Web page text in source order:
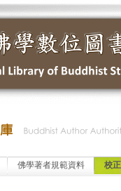
佛學著者規範資料 校